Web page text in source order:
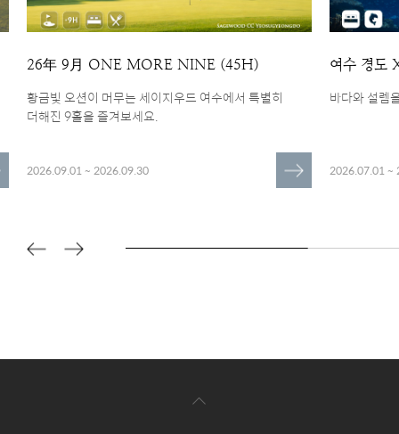
서 특별히
보
여수 경도 X 아쿠아플라넷
바다와 설렘을 잇는 특별한 여수 여행
2026.07.01 ~ 2026.12.31
보